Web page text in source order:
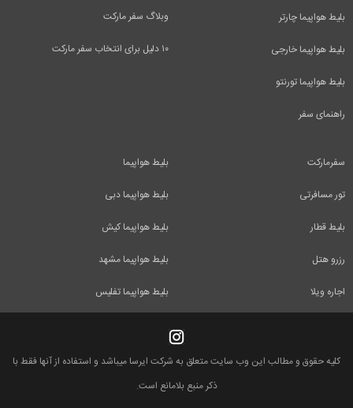
وبلاگ سفر مارکت
۱۰ دلیل برای انتخاب سفر مارکت
بلیط هواپیما چارتر
بلیط هواپیما خارجی
بلیط هواپیما تورنتو
راهنمای سفر
بلیط هواپیما
بلیط هواپیما دبی
بلیط هواپیما کیش
بلیط هواپیما مشهد
بلیط هواپیما تفلیس
سفرمارکت
تور مسافرتی
بلیط قطار
رزرو هتل
اجاره ویلا
کلیه حقوق و مطالب این وب سایت متعلق به شرکت ایرسا میباشد و استفاده از آنها فقط با
ذکر منبع بلامانع است.